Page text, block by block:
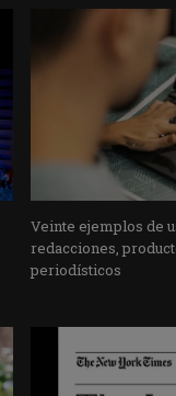
Veinte ejemplos de
redacciones,
periodísticos